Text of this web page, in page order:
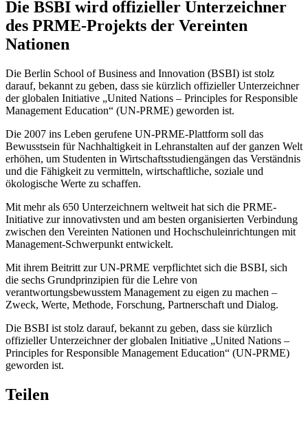
Die BSBI wird offizieller Unterzeichner
des PRME-Projekts der Vereinten
Nationen
Die Berlin School of Business and Innovation (BSBI) ist stolz
darauf, bekannt zu geben, dass sie kürzlich offizieller Unterzeichner
der globalen Initiative „United Nations – Principles for Responsible
Management Education“ (UN-PRME) geworden ist.
Die 2007 ins Leben gerufene UN-PRME-Plattform soll das
Bewusstsein für Nachhaltigkeit in Lehranstalten auf der ganzen Welt
erhöhen, um Studenten in Wirtschaftsstudiengängen das Verständnis
und die Fähigkeit zu vermitteln, wirtschaftliche, soziale und
ökologische Werte zu schaffen.
Mit mehr als 650 Unterzeichnern weltweit hat sich die PRME-
Initiative zur innovativsten und am besten organisierten Verbindung
zwischen den Vereinten Nationen und Hochschuleinrichtungen mit
Management-Schwerpunkt entwickelt.
Mit ihrem Beitritt zur UN-PRME verpflichtet sich die BSBI, sich
die sechs Grundprinzipien für die Lehre von
verantwortungsbewusstem Management zu eigen zu machen –
Zweck, Werte, Methode, Forschung, Partnerschaft und Dialog.
Die BSBI ist stolz darauf, bekannt zu geben, dass sie kürzlich
offizieller Unterzeichner der globalen Initiative „United Nations –
Principles for Responsible Management Education“ (UN-PRME)
geworden ist.
Teilen